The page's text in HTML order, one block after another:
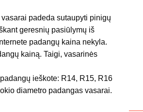
padeda sutaupyti pinigų
geresnių pasiūlymų iš
padangų kaina nekyla.
kainą. Taigi, vasarinės
ieškote: R14, R15, R16
diametro padangas vasarai.